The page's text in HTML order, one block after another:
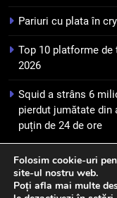
8
Pariuri cu plata în
Top 10 platforme
2026
Squid a strâns 6
pierdut jumătate din
puțin de 24 de ore
Newsmatic - News
Folosim cookie-uri
site-ul nostru web.
Poți afla mai multe